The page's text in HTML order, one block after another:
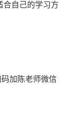
自己的学习方
加陈老师微信